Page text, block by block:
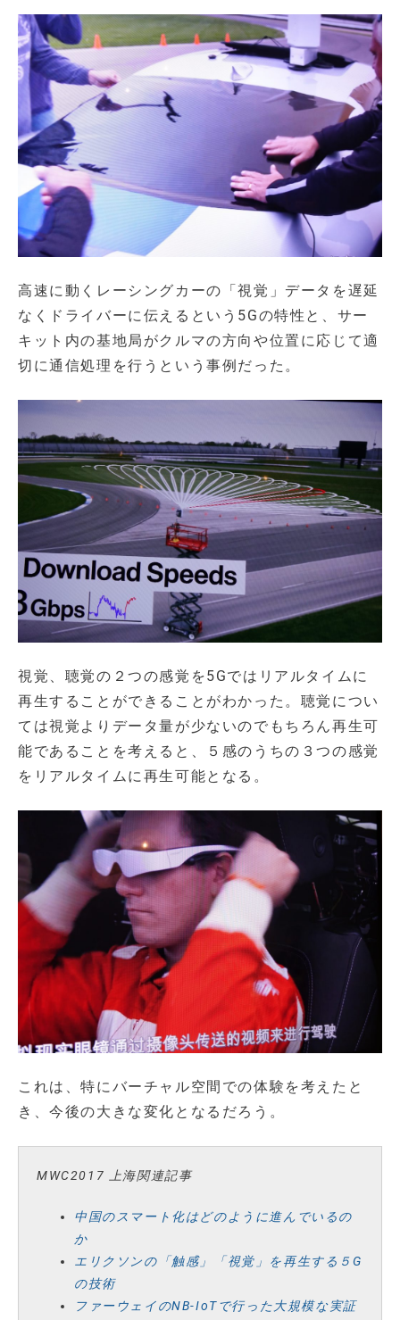
高速に動くレーシングカーの「視覚」データを遅延
なくドライバーに伝えるという5Gの特性と、サー
キット内の基地局がクルマの方向や位置に応じて適
切に通信処理を行うという事例だった。
視覚、聴覚の２つの感覚を5Gではリアルタイムに
再生することができることがわかった。聴覚につい
ては視覚よりデータ量が少ないのでもちろん再生可
能であることを考えると、５感のうちの３つの感覚
をリアルタイムに再生可能となる。
これは、特にバーチャル空間での体験を考えたと
き、今後の大きな変化となるだろう。
MWC2017 上海関連記事
中国のスマート化はどのように進んでいるの
か
エリクソンの「触感」「視覚」を再生する５G
の技術
ファーウェイのNB-IoTで行った大規模な実証